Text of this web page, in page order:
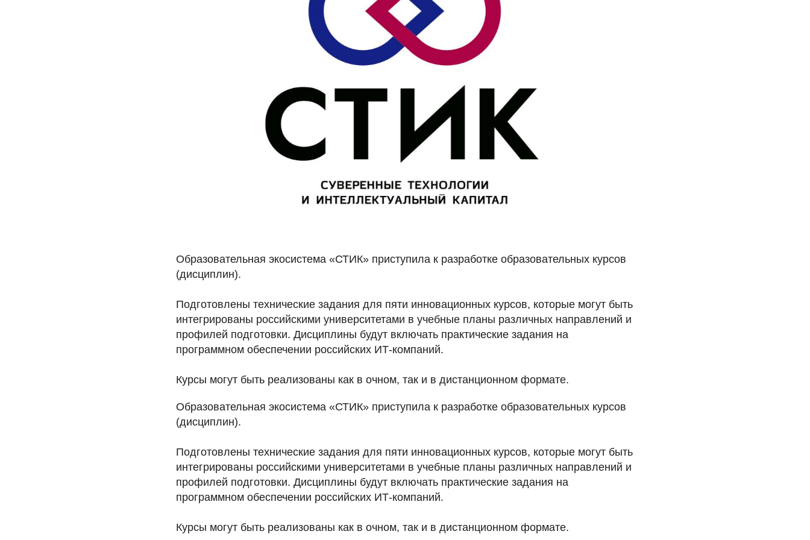
Образовательная экосистема «СТИК» приступила к разработке образовательных курсов
(дисциплин).
Подготовлены технические задания для пяти инновационных курсов, которые могут быть
интегрированы российскими университетами в учебные планы различных направлений и
профилей подготовки. Дисциплины будут включать практические задания на
программном обеспечении российских ИТ-компаний.
Курсы могут быть реализованы как в очном, так и в дистанционном формате.
Образовательная экосистема «СТИК» приступила к разработке образовательных курсов
(дисциплин).
Подготовлены технические задания для пяти инновационных курсов, которые могут быть
интегрированы российскими университетами в учебные планы различных направлений и
профилей подготовки. Дисциплины будут включать практические задания на
программном обеспечении российских ИТ-компаний.
Курсы могут быть реализованы как в очном, так и в дистанционном формате.